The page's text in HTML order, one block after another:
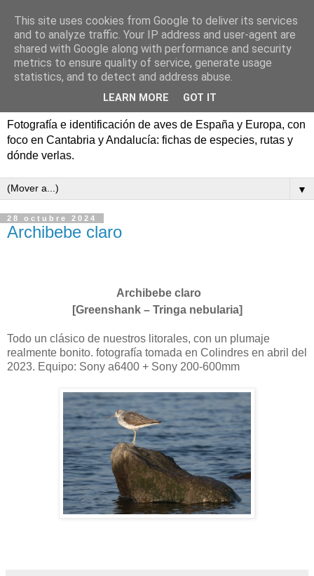
Aves de España y Europa:
fotografía y rutas de
Fotografía e identificación de aves de España y Europa, con
foco en Cantabria y Andalucía: fichas de especies, rutas y
dónde verlas.
▼
28 octubre 2024
Archibebe claro
Archibebe claro
[Greenshank – Tringa nebularia]
Todo un clásico de nuestros litorales, con un plumaje
realmente bonito. fotografía tomada en Colindres en abril del
2023. Equipo: Sony a6400 + Sony 200-600mm
This site uses cookies from Google to deliver its services
and to analyze traffic. Your IP address and user-agent are
shared with Google along with performance and security
metrics to ensure quality of service, generate usage
statistics, and to detect and address abuse.
LEARN MORE GOT IT